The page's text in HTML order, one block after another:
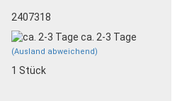
2407318
ca. 2-3 Tage
(Ausland abweichend)
1 Stück